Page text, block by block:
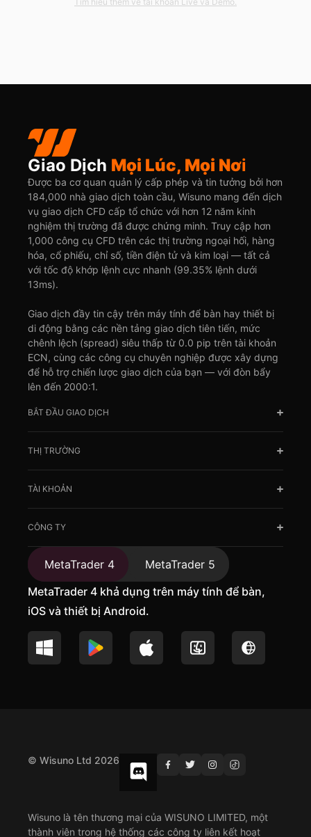
Giao Dịch Mọi Lúc, Mọi Nơi
Được ba cơ quan quản lý cấp phép và tin tưởng bởi hơn
184,000 nhà giao dịch toàn cầu, Wisuno mang đến dịch
vụ giao dịch CFD cấp tổ chức với hơn 12 năm kinh
nghiệm thị trường đã được chứng minh. Truy cập hơn
1,000 công cụ CFD trên các thị trường ngoại hối, hàng
hóa, cổ phiếu, chỉ số, tiền điện tử và kim loại — tất cả
với tốc độ khớp lệnh cực nhanh (99.35% lệnh dưới
13ms).
Giao dịch đầy tin cậy trên máy tính để bàn hay thiết bị
di động bằng các nền tảng giao dịch tiên tiến, mức
chênh lệch (spread) siêu thấp từ 0.0 pip trên tài khoản
ECN, cùng các công cụ chuyên nghiệp được xây dựng
để hỗ trợ chiến lược giao dịch của bạn — với đòn bẩy
lên đến 2000:1.
BẮT ĐẦU GIAO DỊCH
THỊ TRƯỜNG
TÀI KHOẢN
CÔNG TY
MetaTrader 4
MetaTrader 5
MetaTrader 4 khả dụng trên máy tính để bàn,
iOS và thiết bị Android.
© Wisuno Ltd 2026
Wisuno là tên thương mại của WISUNO LIMITED, một
thành viên trong hệ thống các công ty liên kết hoạt